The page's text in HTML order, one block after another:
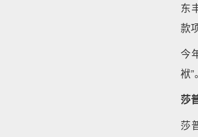
东
款
今
袱”。
莎
莎